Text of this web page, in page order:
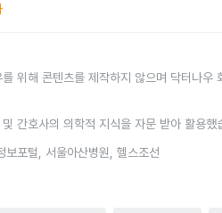
위해 콘텐츠를 제작하지 않으며 닥터나우
간호사의 의학적 지식을 자문 받아 활용했
포털, 서울아산병원, 헬스조선